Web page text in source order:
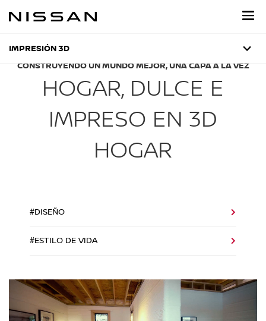
IMPRESIÓN 3D
CONSTRUYENDO UN MUNDO MEJOR, UNA CAPA A LA VEZ
HOGAR, DULCE E
IMPRESO EN 3D
HOGAR
#DISEÑO
#ESTILO DE VIDA